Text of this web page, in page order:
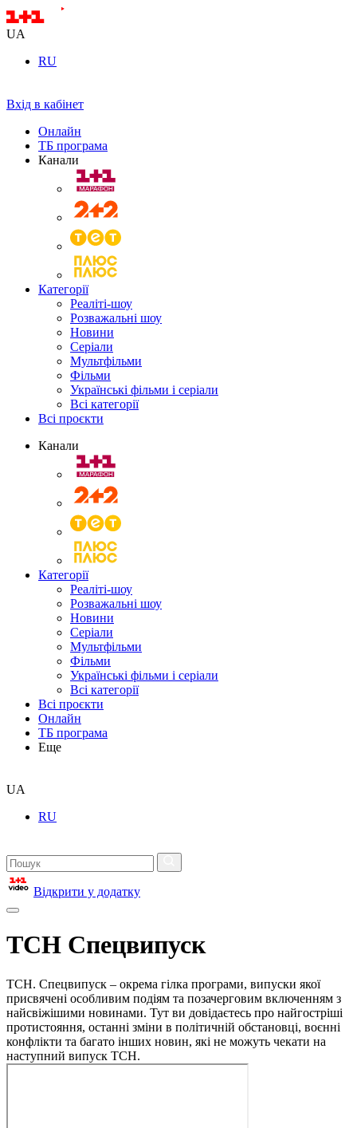
UA
RU
Вхід в кабінет
Онлайн
ТБ програма
Канали
Категорії
Реаліті-шоу
Розважальні шоу
Новини
Серіали
Мультфільми
Фільми
Українські фільми і серіали
Всі категорії
Всі проєкти
Канали
Категорії
Реаліті-шоу
Розважальні шоу
Новини
Серіали
Мультфільми
Фільми
Українські фільми і серіали
Всі категорії
Всі проєкти
Онлайн
ТБ програма
Еще
UA
RU
Відкрити у додатку
ТСН Спецвипуск
ТСН. Спецвипуск – окрема гілка програми, випуски якої
присвячені особливим подіям та позачерговим включенням з
найсвіжішими новинами. Тут ви довідаєтесь про найгостріші
протистояння, останні зміни в політичній обстановці, воєнні
конфлікти та багато інших новин, які не можуть чекати на
наступний випуск ТСН.